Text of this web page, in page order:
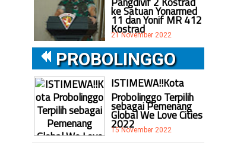
ke Satuan Yonarmed
11 dan Yonif MR 412
Kostrad
21 November 2022
PROBOLINGGO
ISTIMEWA!!Kota
Probolinggo Terpilih
sebagai Pemenang
Global We Love Cities
2022
15 November 2022